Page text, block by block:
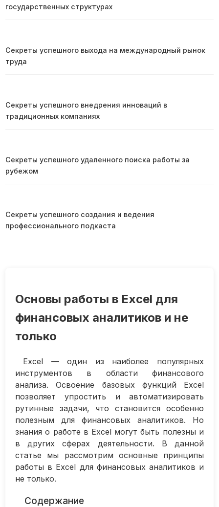
Основы работы в Excel для
финансовых аналитиков и не
только
Excel — один из наиболее популярных
инструментов в области финансового
анализа. Освоение базовых функций Excel
позволяет упростить и автоматизировать
рутинные задачи, что становится особенно
полезным для финансовых аналитиков. Но
знания о работе в Excel могут быть полезны и
в других сферах деятельности. В данной
статье мы рассмотрим основные принципы
работы в Excel для финансовых аналитиков и
не только.
Содержание
государственных структурах
Секреты успешного выхода на международный рынок
труда
Секреты успешного внедрения инноваций в
традиционных компаниях
Секреты успешного удаленного поиска работы за
рубежом
Секреты успешного создания и ведения
профессионального подкаста